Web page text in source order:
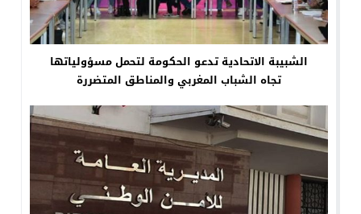
الشبيبة الاتحادية تدعو الحكومة لتحمل مسؤولياتها
تجاه الشباب المغربي والمناطق المتضررة